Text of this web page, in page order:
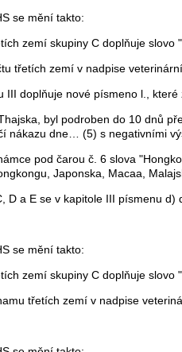
se mění takto:
zemí skupiny C doplňuje slovo
třetích zemí v nadpise
III doplňuje nové písmeno l., které
byl podroben do 10 dnů
nákazu dne… (5) s negativními
pod čarou č. 6 slova
Japonska, Macaa,
D a E se v kapitole III písmenu
se mění takto:
zemí skupiny C doplňuje slovo
třetích zemí v nadpise
-
náhrady